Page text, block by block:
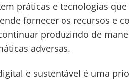
práticas e tecnologias
fornecer os recursos e
produzindo de
adversas.
e sustentável é uma